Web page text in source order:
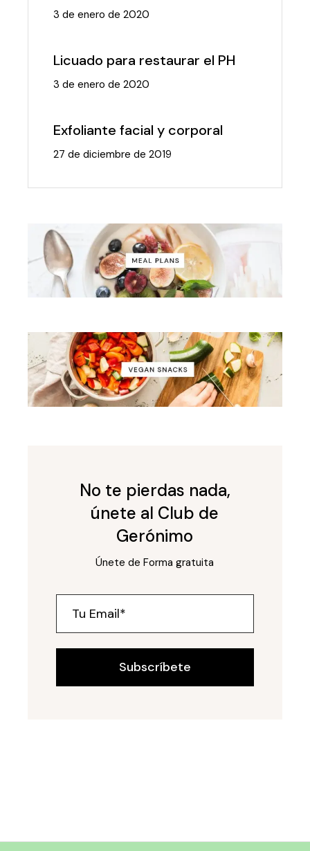
3 de enero de 2020
Licuado para restaurar el PH
3 de enero de 2020
Exfoliante facial y corporal
27 de diciembre de 2019
No te pierdas nada,
únete al Club de
Gerónimo
Únete de Forma gratuita
Subscríbete